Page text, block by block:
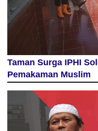
Taman Surga IPHI
Pemakaman Muslim